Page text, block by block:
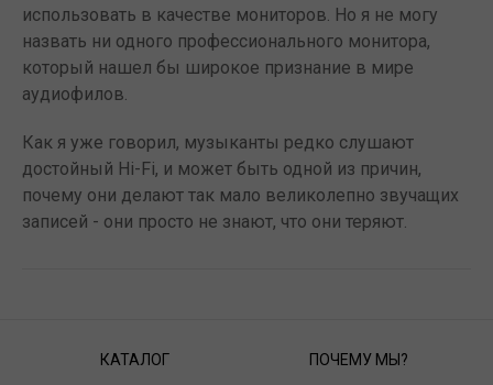
использовать в качестве мониторов. Но я не могу
назвать ни одного профессионального монитора,
который нашел бы широкое признание в мире
аудиофилов.
Как я уже говорил, музыканты редко слушают
достойный Hi-Fi, и может быть одной из причин,
почему они делают так мало великолепно звучащих
записей - они просто не знают, что они теряют.
КАТАЛОГ
ПОЧЕМУ МЫ?